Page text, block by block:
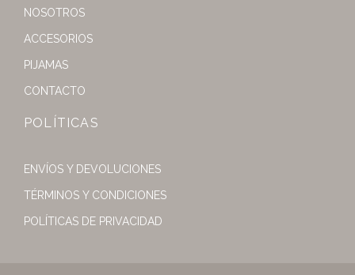
NOSOTROS
ACCESORIOS
PIJAMAS
CONTACTO
POLÍTICAS
ENVÍOS Y DEVOLUCIONES
TÉRMINOS Y CONDICIONES
POLÍTICAS DE PRIVACIDAD